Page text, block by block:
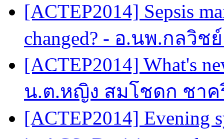
[ACTEP2014] Sepsis
changed? - อ.นพ.กลวิช
[ACTEP2014] What's
น.ต.หญิง สมโชดก ชาค
[ACTEP2014] Evening